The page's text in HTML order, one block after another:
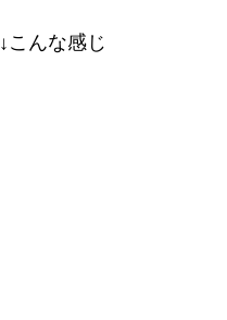
↓こんな感じ